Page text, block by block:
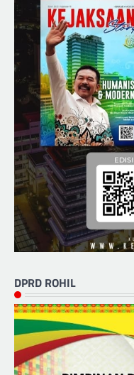
DPRD ROHIL